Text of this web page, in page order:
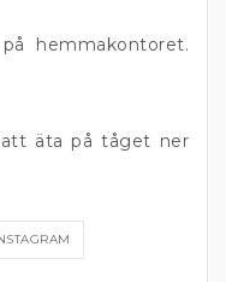
hemmakontoret.
att äta på tåget ner